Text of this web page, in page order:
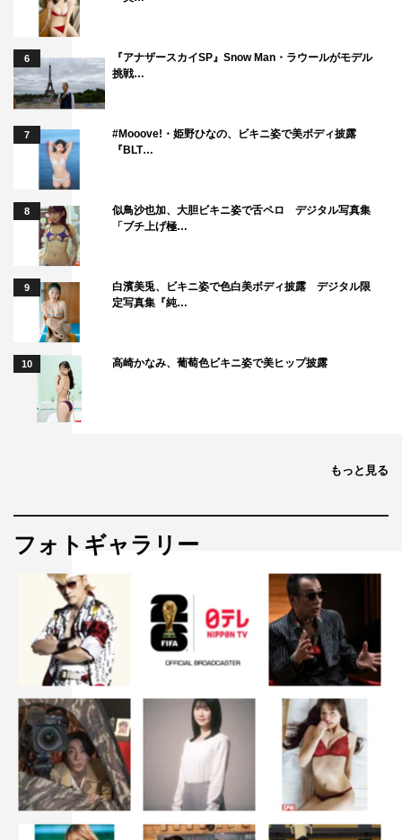
6
『アナザースカイSP』Snow Man・ラウールがモデル
挑戦…
7
#Mooove!・姫野ひなの、ビキニ姿で美ボディ披露
『BLT…
8
似鳥沙也加、大胆ビキニ姿で舌ペロ デジタル写真集
「ブチ上げ極…
9
白濱美兎、ビキニ姿で色白美ボディ披露 デジタル限
定写真集『純…
10 高崎かなみ、葡萄色ビキニ姿で美ヒップ披露
もっと見る
フォトギャラリー